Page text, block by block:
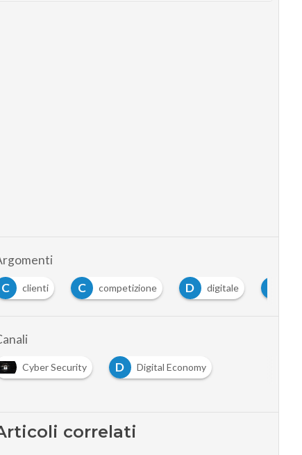
C competizione D digitale M mercato
Cyber Security D Digital Economy
correlati